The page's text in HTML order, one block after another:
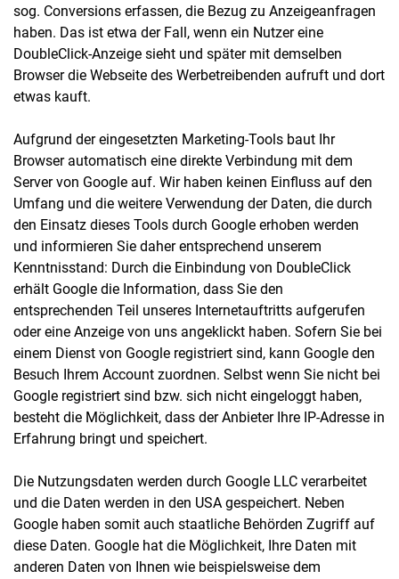
sog. Conversions erfassen, die Bezug zu Anzeigeanfragen
haben. Das ist etwa der Fall, wenn ein Nutzer eine
DoubleClick-Anzeige sieht und später mit demselben
Browser die Webseite des Werbetreibenden aufruft und dort
etwas kauft.
Aufgrund der eingesetzten Marketing-Tools baut Ihr
Browser automatisch eine direkte Verbindung mit dem
Server von Google auf. Wir haben keinen Einfluss auf den
Umfang und die weitere Verwendung der Daten, die durch
den Einsatz dieses Tools durch Google erhoben werden
und informieren Sie daher entsprechend unserem
Kenntnisstand: Durch die Einbindung von DoubleClick
erhält Google die Information, dass Sie den
entsprechenden Teil unseres Internetauftritts aufgerufen
oder eine Anzeige von uns angeklickt haben. Sofern Sie bei
einem Dienst von Google registriert sind, kann Google den
Besuch Ihrem Account zuordnen. Selbst wenn Sie nicht bei
Google registriert sind bzw. sich nicht eingeloggt haben,
besteht die Möglichkeit, dass der Anbieter Ihre IP-Adresse in
Erfahrung bringt und speichert.
Die Nutzungsdaten werden durch Google LLC verarbeitet
und die Daten werden in den USA gespeichert. Neben
Google haben somit auch staatliche Behörden Zugriff auf
diese Daten. Google hat die Möglichkeit, Ihre Daten mit
anderen Daten von Ihnen wie beispielsweise dem